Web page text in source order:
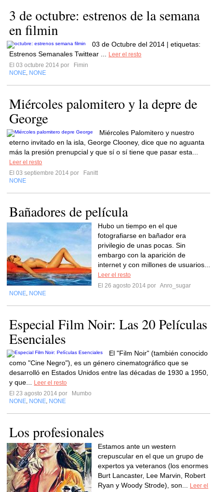
3 de octubre: estrenos de la semana
en filmin
03 de Octubre del 2014 | etiquetas:
Estrenos Semanales Twittear ...
Leer el resto
El 03 octubre 2014 por
Fimin
NONE NONE
Miércoles palomitero y la depre de
George
Miércoles Palomitero y nuestro
eterno invitado en la isla, George Clooney, dice que no aguanta
más la presión prenupcial y que sí o sí tiene que pasar esta...
Leer el resto
El 03 septiembre 2014 por
Fanitt
NONE
Bañadores de película
Hubo un tiempo en el que
fotografiarse en bañador era
privilegio de unas pocas. Sin
embargo con la aparición de
internet y con millones de usuarios...
Leer el resto
El 26 agosto 2014 por Anro_sugar
NONE NONE
Especial Film Noir: Las 20 Películas
Esenciales
El "Film Noir" (también conocido
como "Cine Negro"), es un género cinematográfico que se
desarrolló en Estados Unidos entre las décadas de 1930 a 1950,
y que...
Leer el resto
El 23 agosto 2014 por
Mumbo
NONE NONE NONE
Los profesionales
Estamos ante un western
crepuscular en el que un grupo de
expertos ya veteranos (los enormes
Burt Lancaster, Lee Marvin, Robert
Ryan y Woody Strode), son...
Leer el